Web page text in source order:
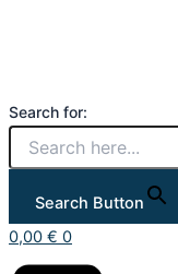
Search for:
Search Button
0,00 € 0